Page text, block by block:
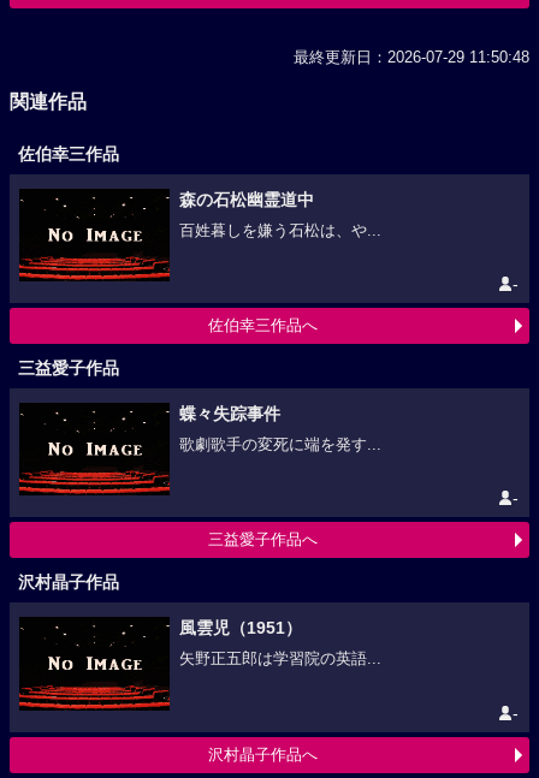
最終更新日：2026-07-29 11:50:48
関連作品
佐伯幸三作品
森の石松幽霊道中
百姓暮しを嫌う石松は、や...
-
佐伯幸三作品へ
三益愛子作品
蝶々失踪事件
歌劇歌手の変死に端を発す...
-
三益愛子作品へ
沢村晶子作品
風雲児（1951）
矢野正五郎は学習院の英語...
-
沢村晶子作品へ